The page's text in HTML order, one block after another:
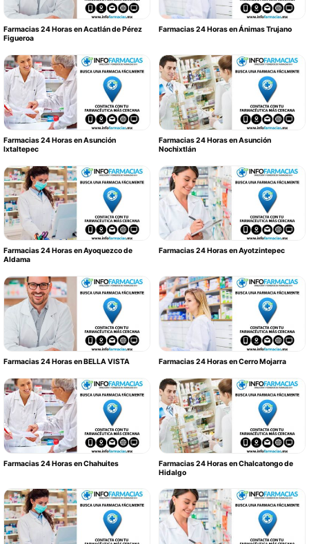
Farmacias 24 Horas en Acatlán de Pérez
Figueroa
Farmacias 24 Horas en Ánimas Trujano
Farmacias 24 Horas en Asunción
Ixtaltepec
Farmacias 24 Horas en Asunción
Nochixtlán
Farmacias 24 Horas en Ayoquezco de
Aldama
Farmacias 24 Horas en Ayotzintepec
Farmacias 24 Horas en BELLA VISTA Farmacias 24 Horas en Cerro Mojarra
Farmacias 24 Horas en Chahuites
Farmacias 24 Horas en Chalcatongo de
Hidalgo